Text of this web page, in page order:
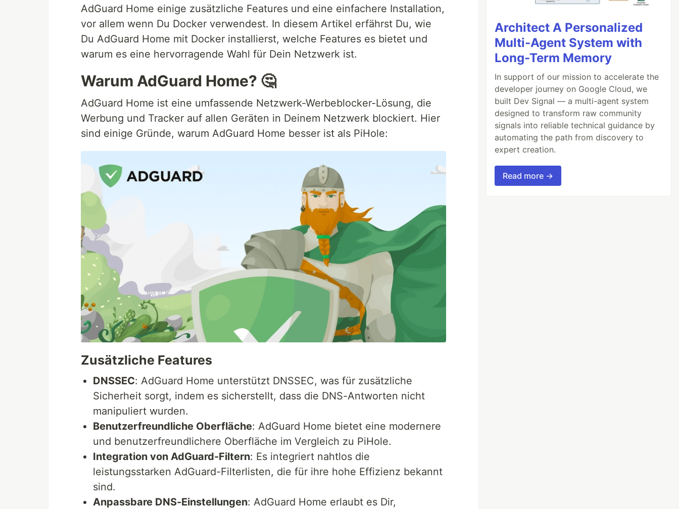
AdGuard Home einige zusätzliche Features und eine einfachere Installation,
vor allem wenn Du Docker verwendest. In diesem Artikel erfährst Du, wie
Du AdGuard Home mit Docker installierst, welche Features es bietet und
warum es eine hervorragende Wahl für Dein Netzwerk ist.
Warum AdGuard Home? 🤔
AdGuard Home ist eine umfassende Netzwerk-Werbeblocker-Lösung, die
Werbung und Tracker auf allen Geräten in Deinem Netzwerk blockiert. Hier
sind einige Gründe, warum AdGuard Home besser ist als PiHole:
Zusätzliche Features
DNSSEC: AdGuard Home unterstützt DNSSEC, was für zusätzliche
Sicherheit sorgt, indem es sicherstellt, dass die DNS-Antworten nicht
manipuliert wurden.
Benutzerfreundliche Oberfläche: AdGuard Home bietet eine modernere
und benutzerfreundlichere Oberfläche im Vergleich zu PiHole.
Integration von AdGuard-Filtern: Es integriert nahtlos die
leistungsstarken AdGuard-Filterlisten, die für ihre hohe Effizienz bekannt
sind.
Anpassbare DNS-Einstellungen: AdGuard Home erlaubt es Dir,
Architect A Personalized
Multi-Agent System with
Long-Term Memory
In support of our mission to accelerate the
developer journey on Google Cloud, we
built Dev Signal — a multi-agent system
designed to transform raw community
signals into reliable technical guidance by
automating the path from discovery to
expert creation.
Read more →